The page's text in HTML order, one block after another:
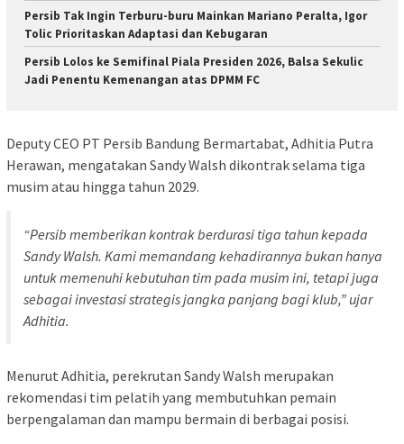
Persib Tak Ingin Terburu-buru Mainkan Mariano Peralta, Igor
Tolic Prioritaskan Adaptasi dan Kebugaran
Persib Lolos ke Semifinal Piala Presiden 2026, Balsa Sekulic
Jadi Penentu Kemenangan atas DPMM FC
Deputy CEO PT Persib Bandung Bermartabat, Adhitia Putra
Herawan, mengatakan Sandy Walsh dikontrak selama tiga
musim atau hingga tahun 2029.
“Persib memberikan kontrak berdurasi tiga tahun kepada
Sandy Walsh. Kami memandang kehadirannya bukan hanya
untuk memenuhi kebutuhan tim pada musim ini, tetapi juga
sebagai investasi strategis jangka panjang bagi klub,” ujar
Adhitia.
Menurut Adhitia, perekrutan Sandy Walsh merupakan
rekomendasi tim pelatih yang membutuhkan pemain
berpengalaman dan mampu bermain di berbagai posisi.